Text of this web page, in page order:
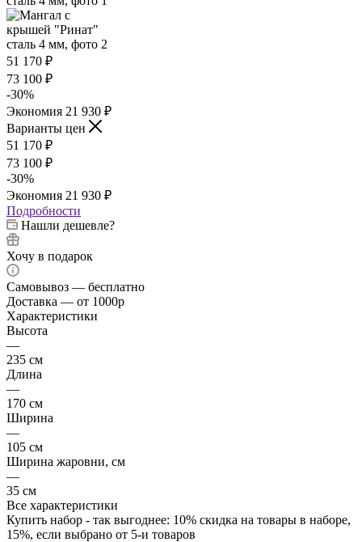
51 170 ₽
73 100 ₽
-30%
Экономия 21 930 ₽
Варианты цен
51 170 ₽
73 100 ₽
-30%
Экономия 21 930 ₽
Подробности
Нашли дешевле?
Хочу в подарок
Самовывоз — бесплатно
Доставка — от 1000р
Характеристики
Высота
—
235 см
Длина
—
170 см
Ширина
—
105 см
Ширина жаровни, см
—
35 см
Все характеристики
Купить набор - так выгоднее: 10% скидка на товары в наборе,
15%, если выбрано от 5-и товаров